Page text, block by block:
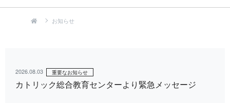
お知らせ
2026.08.03 重要なお知らせ
カトリック総合教育センターより緊急メッセージ